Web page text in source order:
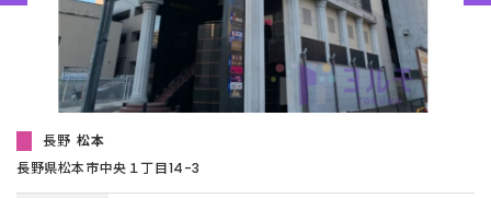
長野 松本
長野県松本市中央１丁目14-3